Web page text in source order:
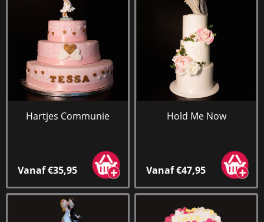
Hartjes Communie
Vanaf €35,95
Hold Me Now
Vanaf €47,95